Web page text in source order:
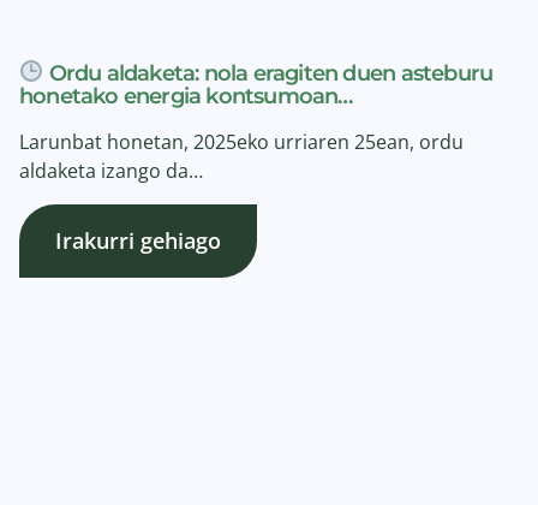
Ordu aldaketa: nola eragiten duen asteburu
honetako energia kontsumoan…
Larunbat honetan, 2025eko urriaren 25ean, ordu
aldaketa izango da…
Irakurri gehiago